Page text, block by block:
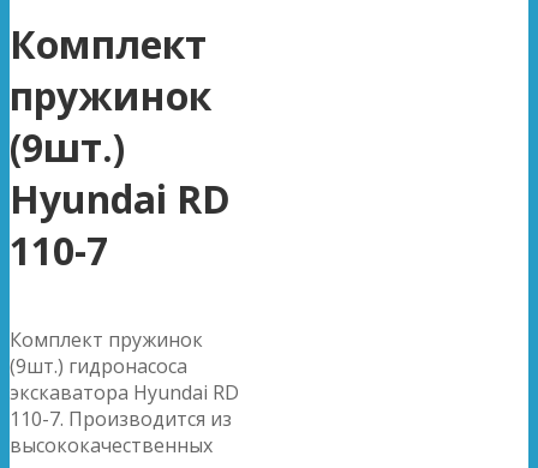
Комплект
пружинок
(9шт.)
Hyundai RD
110-7
Комплект пружинок
(9шт.) гидронасоса
экскаватора Hyundai RD
110-7. Производится из
высококачественных